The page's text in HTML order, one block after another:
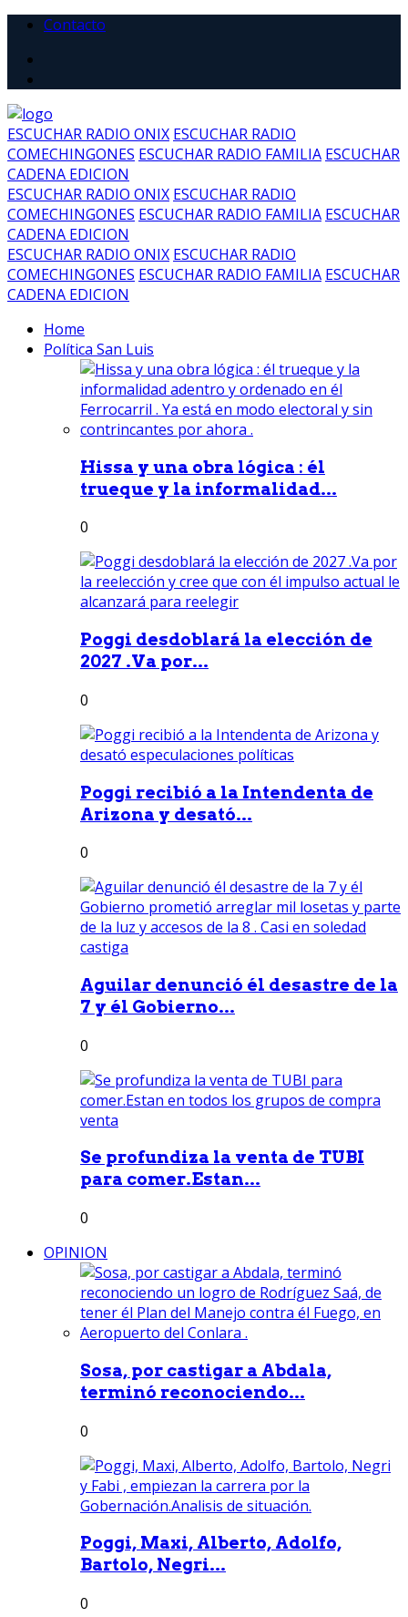
Contacto
ESCUCHAR RADIO ONIX ESCUCHAR RADIO
COMECHINGONES ESCUCHAR RADIO FAMILIA ESCUCHAR
CADENA EDICION
ESCUCHAR RADIO ONIX ESCUCHAR RADIO
COMECHINGONES ESCUCHAR RADIO FAMILIA ESCUCHAR
CADENA EDICION
ESCUCHAR RADIO ONIX ESCUCHAR RADIO
COMECHINGONES ESCUCHAR RADIO FAMILIA ESCUCHAR
CADENA EDICION
Home
Política San Luis
Hissa y una obra lógica : él
trueque y la informalidad...
0
Poggi desdoblará la elección de
2027 .Va por...
0
Poggi recibió a la Intendenta de
Arizona y desató...
0
Aguilar denunció él desastre de la
7 y él Gobierno...
0
Se profundiza la venta de TUBI
para comer.Estan...
0
OPINION
Sosa, por castigar a Abdala,
terminó reconociendo...
0
Poggi, Maxi, Alberto, Adolfo,
Bartolo, Negri...
0